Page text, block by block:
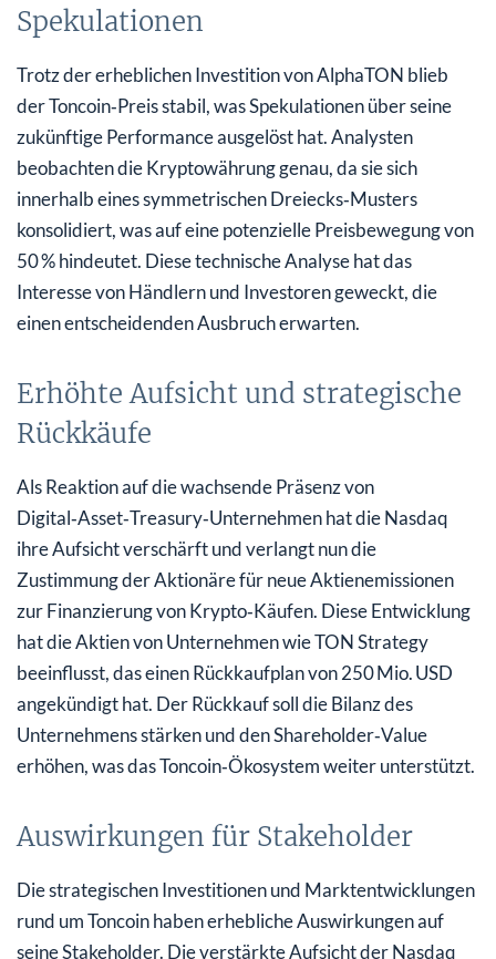
Spekulationen
Trotz der erheblichen Investition von AlphaTON blieb
der Toncoin‑Preis stabil, was Spekulationen über seine
zukünftige Performance ausgelöst hat. Analysten
beobachten die Kryptowährung genau, da sie sich
innerhalb eines symmetrischen Dreiecks‑Musters
konsolidiert, was auf eine potenzielle Preisbewegung von
50 % hindeutet. Diese technische Analyse hat das
Interesse von Händlern und Investoren geweckt, die
einen entscheidenden Ausbruch erwarten.
Erhöhte Aufsicht und strategische
Rückkäufe
Als Reaktion auf die wachsende Präsenz von
Digital‑Asset‑Treasury‑Unternehmen hat die Nasdaq
ihre Aufsicht verschärft und verlangt nun die
Zustimmung der Aktionäre für neue Aktienemissionen
zur Finanzierung von Krypto‑Käufen. Diese Entwicklung
hat die Aktien von Unternehmen wie TON Strategy
beeinflusst, das einen Rückkaufplan von 250 Mio. USD
angekündigt hat. Der Rückkauf soll die Bilanz des
Unternehmens stärken und den Shareholder‑Value
erhöhen, was das Toncoin‑Ökosystem weiter unterstützt.
Auswirkungen für Stakeholder
Die strategischen Investitionen und Marktentwicklungen
rund um Toncoin haben erhebliche Auswirkungen auf
seine Stakeholder. Die verstärkte Aufsicht der Nasdaq